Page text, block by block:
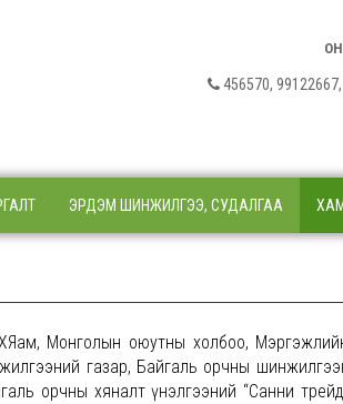
456570,
ЭРДЭМ ШИНЖИЛГЭЭ, СУДАЛГАА
Монголын оюутны холбоо,
газар, Байгаль орчны
орчны хяналт үнэлгээний “Санни